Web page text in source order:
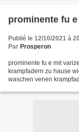
prominente fu
Publié le 12/10/2021 à
Par Prosperon
prominente fu e mit
krampfadern zu hause
waschen venen